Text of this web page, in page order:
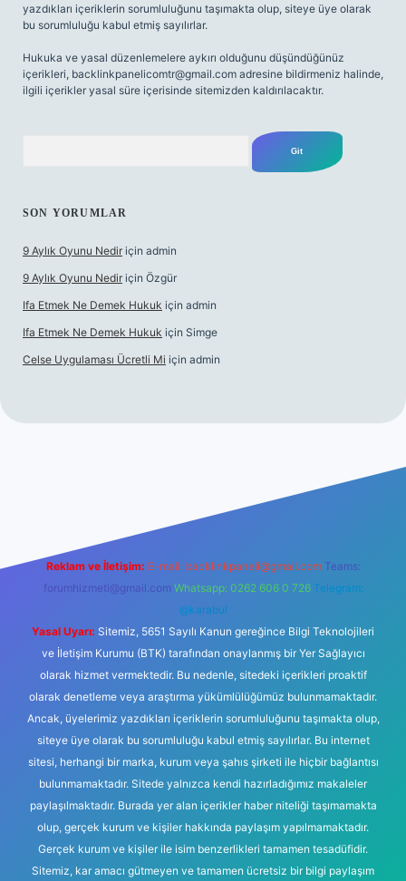
yazdıkları içeriklerin sorumluluğunu taşımakta olup, siteye üye olarak
bu sorumluluğu kabul etmiş sayılırlar.
Hukuka ve yasal düzenlemelere aykırı olduğunu düşündüğünüz
içerikleri, backlinkpanelicomtr@gmail.com adresine bildirmeniz halinde,
ilgili içerikler yasal süre içerisinde sitemizden kaldırılacaktır.
SON YORUMLAR
9 Aylık Oyunu Nedir için admin
9 Aylık Oyunu Nedir için Özgür
Ifa Etmek Ne Demek Hukuk için admin
Ifa Etmek Ne Demek Hukuk için Simge
Celse Uygulaması Ücretli Mi için admin
Reklam ve İletişim: E-mail: backlinkpaneli@gmail.com Teams:
forumhizmeti@gmail.com Whatsapp: 0262 606 0 726 Telegram:
@karabul
Yasal Uyarı: Sitemiz, 5651 Sayılı Kanun gereğince Bilgi Teknolojileri
ve İletişim Kurumu (BTK) tarafından onaylanmış bir Yer Sağlayıcı
olarak hizmet vermektedir. Bu nedenle, sitedeki içerikleri proaktif
olarak denetleme veya araştırma yükümlülüğümüz bulunmamaktadır.
Ancak, üyelerimiz yazdıkları içeriklerin sorumluluğunu taşımakta olup,
siteye üye olarak bu sorumluluğu kabul etmiş sayılırlar. Bu internet
sitesi, herhangi bir marka, kurum veya şahıs şirketi ile hiçbir bağlantısı
bulunmamaktadır. Sitede yalnızca kendi hazırladığımız makaleler
paylaşılmaktadır. Burada yer alan içerikler haber niteliği taşımamakta
olup, gerçek kurum ve kişiler hakkında paylaşım yapılmamaktadır.
Gerçek kurum ve kişiler ile isim benzerlikleri tamamen tesadüfidir.
Sitemiz, kar amacı gütmeyen ve tamamen ücretsiz bir bilgi paylaşım